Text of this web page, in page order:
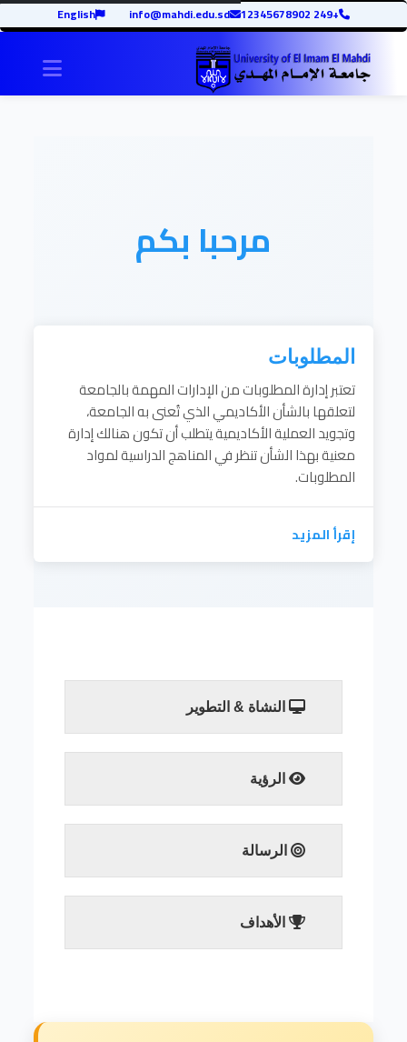
+249 12345678902
info@mahdi.edu.sd
English
مرحبا بكم
المطلوبات
تعتبر إدارة المطلوبات من الإدارات المهمة بالجامعة
لتعلقها بالشأن الأكاديمي الذي تُعنى به الجامعة،
وتجويد العملية الأكاديمية يتطلب أن تكون هنالك إدارة
معنية بهذا الشأن تنظر في المناهج الدراسية لمواد
المطلوبات.
إقرأ المزيد
النشاة & التطوير
إقرأ المزيد
الرؤية
إقرأ المزيد
الرسالة
إقرأ المزيد
الأهداف
1. تقوية الجانب العقدي للطلاب سلوكياً وأخلاقياً.
الحميدة.